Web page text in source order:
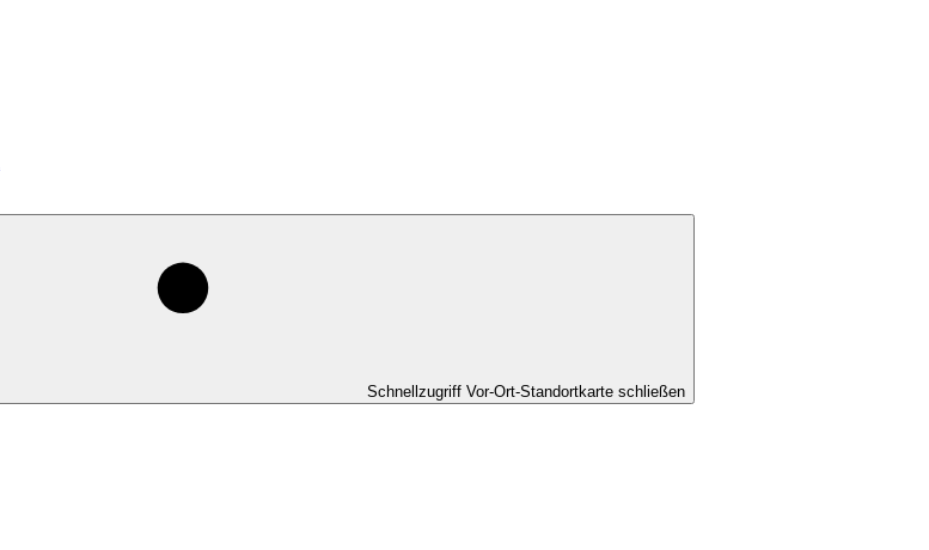
Schnellzugriff Vor-Ort-Standortkarte schließen